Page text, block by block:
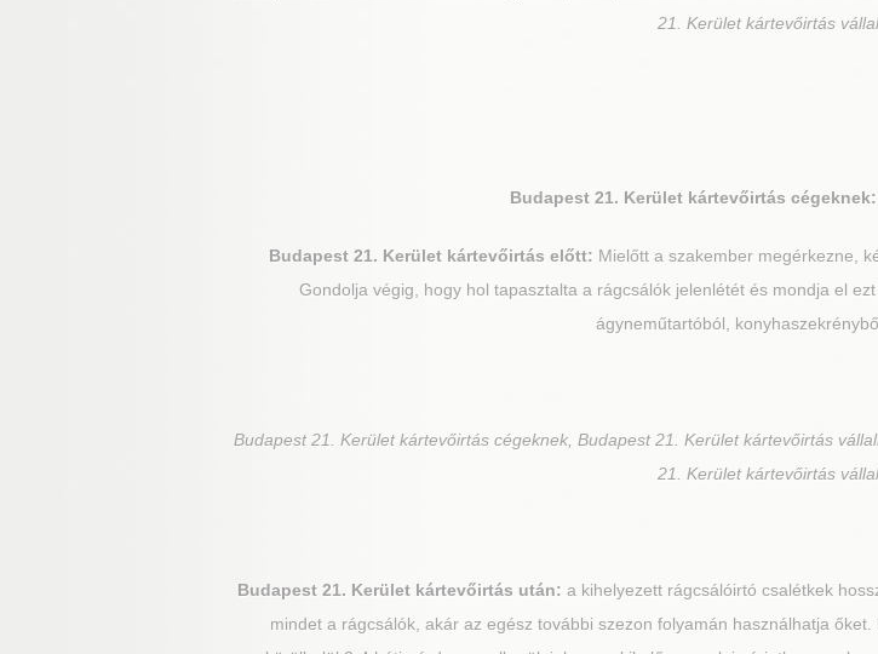
21. Kerület kártevőirtás
Budapest 21. Kerület kártevőirtás
Budapest 21. Kerület kártevőirtás előtt: Mielőtt a szakember megérkezne,
Gondolja végig, hogy hol tapasztalta a rágcsálók jelenlétét és mondja el
ágyneműtartóból,
Budapest 21. Kerületkártevőirtás cégeknek, Budapest 21. Kerület kártevőirtás
21. Kerület kártevőirtás
Budapest 21. Kerület kártevőirtás után: a kihelyezett rágcsálóirtó csalétkek
mindet a rágcsálók, akár az egész további szezon folyamán használhatja